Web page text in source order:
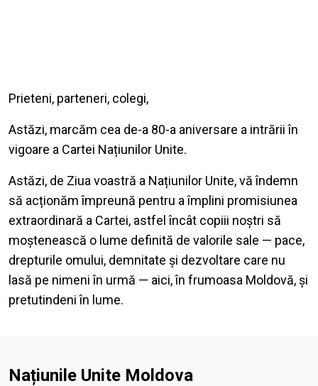
Prieteni, parteneri, colegi,
Astăzi, marcăm cea de-a 80-a aniversare a intrării în
vigoare a Cartei Națiunilor Unite.
Astăzi, de Ziua voastră a Națiunilor Unite, vă îndemn
să acționăm împreună pentru a împlini promisiunea
extraordinară a Cartei, astfel încât copiii noștri să
moștenească o lume definită de valorile sale — pace,
drepturile omului, demnitate și dezvoltare care nu
lasă pe nimeni în urmă — aici, în frumoasa Moldovă, și
pretutindeni în lume.
Națiunile Unite Moldova